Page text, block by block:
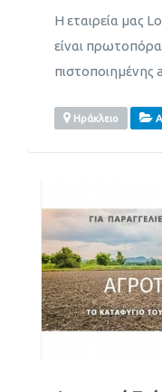
Η εταιρεία μας
είναι
πιστοποιημένης
Ηράκλειο